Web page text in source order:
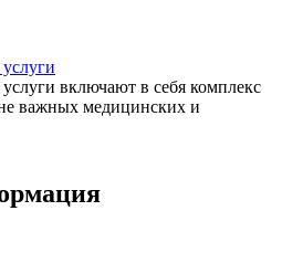
включают в себя комплекс
важных медицинских и